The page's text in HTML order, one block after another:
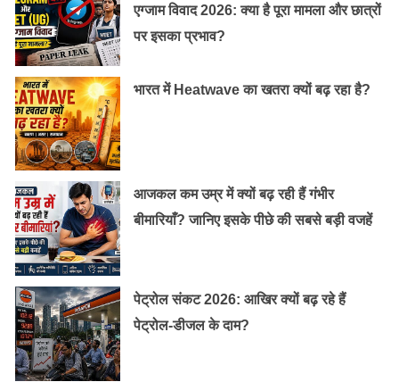
एग्जाम विवाद 2026: क्या है पूरा मामला और छात्रों
पर इसका प्रभाव?
भारत में Heatwave का खतरा क्यों बढ़ रहा है?
आजकल कम उम्र में क्यों बढ़ रही हैं गंभीर
बीमारियाँ? जानिए इसके पीछे की सबसे बड़ी वजहें
पेट्रोल संकट 2026: आखिर क्यों बढ़ रहे हैं
पेट्रोल-डीजल के दाम?